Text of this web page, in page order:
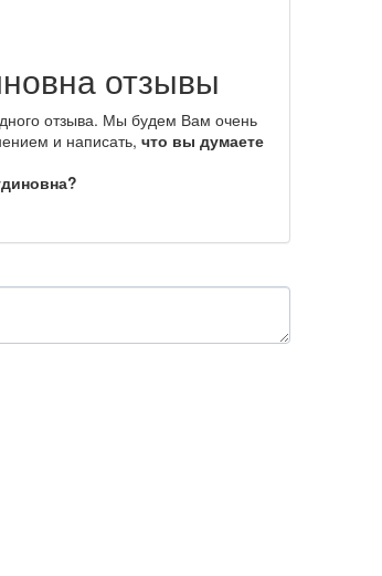
отзывы
отзыва. Мы будем Вам очень
и написать, что вы думаете